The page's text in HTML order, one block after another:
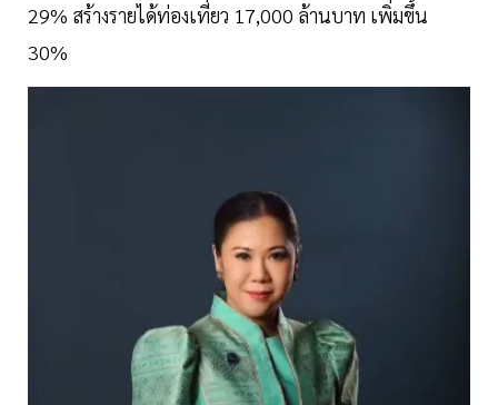
29% สร้างรายได้ท่องเที่ยว 17,000 ล้านบาท เพิ่มขึ้น
30%